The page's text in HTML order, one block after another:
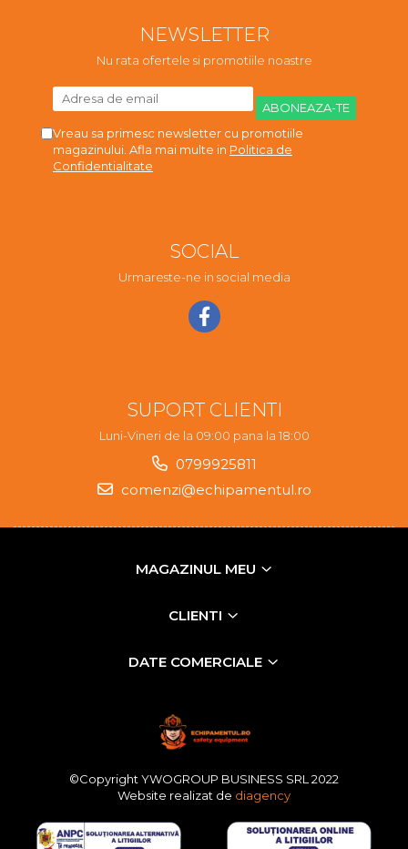
NEWSLETTER
Nu rata ofertele si promotiile noastre
Vreau sa primesc newsletter cu promotiile
magazinului. Afla mai multe in Politica de
Confidentialitate
SOCIAL
Urmareste-ne in social media
SUPORT CLIENTI
Luni-Vineri de la 09:00 pana la 18:00
0799925811
comenzi@echipamentul.ro
MAGAZINUL MEU
CLIENTI
DATE COMERCIALE
©Copyright YWOGROUP BUSINESS SRL 2022
Website realizat de diagency